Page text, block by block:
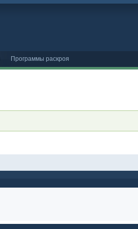
Программы раскроя